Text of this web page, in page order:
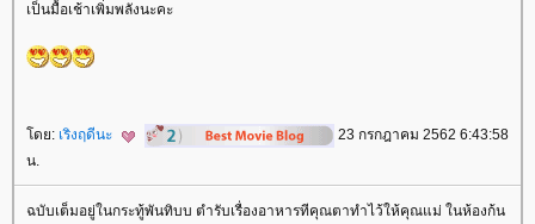
เป็นมื้อเช้าเพิ่มพลังนะคะ
ดย: เริงฤดีนะ
23 กรกฎาคม 2562 6:43:58
น.
ฉบับเต็มอยู่ในกระทู้พันทิบบ ตำรับเรื่องอาหารทีคุณตาทำไว้ให้คุณแม่ ในห้องก้น